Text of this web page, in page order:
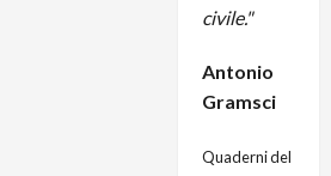
civile."
Antonio
Gramsci
Quaderni del